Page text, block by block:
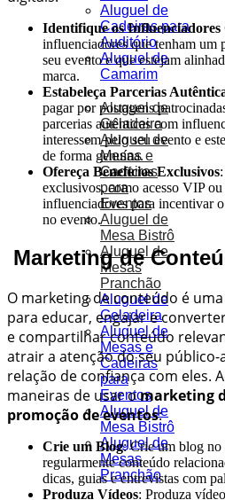
Aluguel de
Cadeiras para
Auditório
Aluguel de
Camarim
Aluguel de
Geladeira
Aluguel de
Mesas e
Cadeiras
para
Eventos
Aluguel de
Mesa Bistrô
Aluguel de
Mesas
Pranchão
Aluguel de
Geladeira
Aluguel de
Mesas e
Cadeiras
para
Eventos
Aluguel de
Mesa Bistrô
Aluguel de
Mesas
Pranchão
Identifique os Influenciadores
influenciadores que tenham um
seu evento e que estejam
marca.
Estabeleça Parcerias
pagar por postagens
parcerias autênticas com
interessem pelo seu evento e
de forma genuína.
Ofereça Benefícios Exclusivos
exclusivos, como acesso VIP
influenciadores para incentivar
no evento.
Marketing de
O marketing de conteúdo é
para educar, engajar e
e compartilhar conteúdo
atrair a atenção do seu
relação de confiança com eles.
maneiras de usar omarketing
promoção de eventos:
Crie um Blog: Crie um blog no
regularmente conteúdo
dicas, guias e entrevistas com
Produza Vídeos: Produza